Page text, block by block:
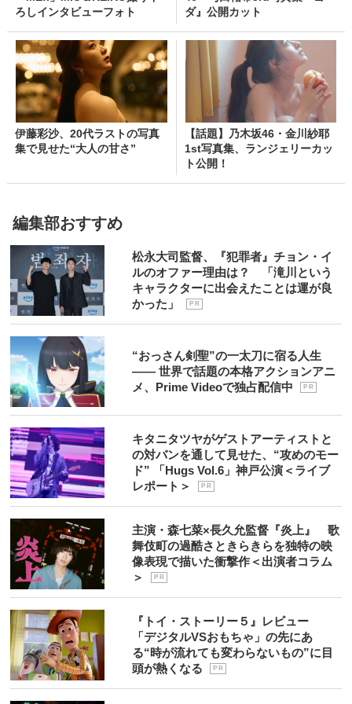
ろしインタビューフォト
ダ』公開カット
伊藤彩沙、20代ラストの写真
集で見せた“大人の甘さ”
【話題】乃木坂46・金川紗耶
1st写真集、ランジェリーカッ
ト公開！
編集部おすすめ
松永大司監督、『犯罪者』チョン・イ
ルのオファー理由は？ 「滝川という
キャラクターに出会えたことは運が良
かった」
P R
“おっさん剣聖”の一太刀に宿る人生
―― 世界で話題の本格アクションアニ
メ、Prime Videoで独占配信中
P R
キタニタツヤがゲストアーティストと
の対バンを通して見せた、“攻めのモー
ド” 「Hugs Vol.6」神戸公演＜ライブ
レポート＞
P R
主演・森七菜×長久允監督『炎上』 歌
舞伎町の過酷さときらきらを独特の映
像表現で描いた衝撃作＜出演者コラム
＞
P R
『トイ・ストーリー５』レビュー
「デジタルVSおもちゃ」の先にあ
る“時が流れても変わらないもの”に目
頭が熱くなる
P R